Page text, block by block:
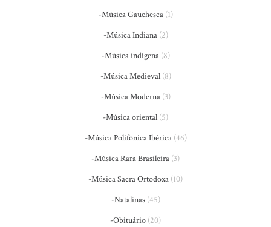
-Música Gauchesca(1)
-Música Indiana(2)
-Música indígena(8)
-Música Medieval(8)
-Música Moderna(3)
-Música oriental (5)
-Música Polifônica Ibérica(46)
-Música Rara Brasileira (3)
-Música Sacra Ortodoxa (10)
-Natalinas(45)
-Obituário (20)